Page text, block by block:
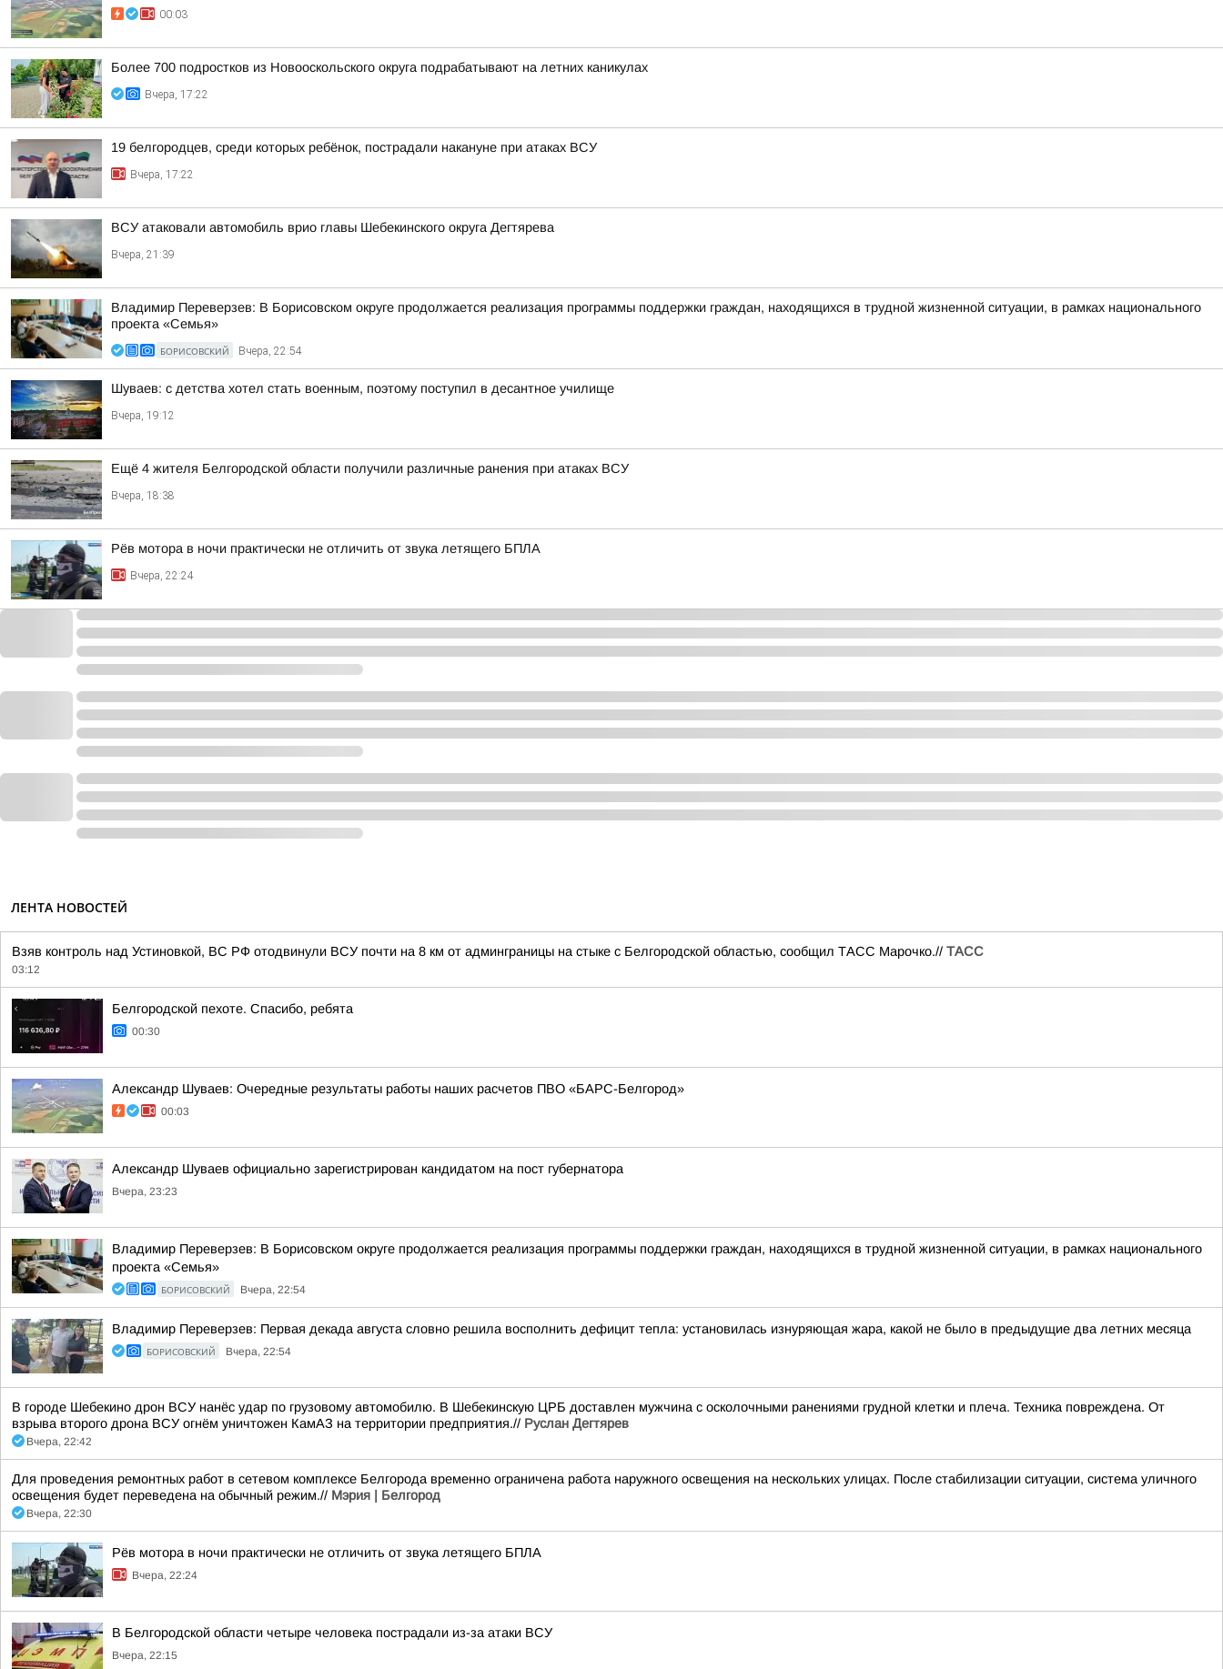
00:03
Более 700 подростков из Новооскольского округа подрабатывают на летних каникулах
Вчера, 17:22
19 белгородцев, среди которых ребёнок, пострадали накануне при атаках ВСУ
Вчера, 17:22
ВСУ атаковали автомобиль врио главы Шебекинского округа Дегтярева
Вчера, 21:39
Владимир Переверзев: В Борисовском округе продолжается реализация программы поддержки граждан, находящихся в трудной жизненной ситуации, в рамках национального
проекта «Семья»
БОРИСОВСКИЙ Вчера, 22:54
Шуваев: с детства хотел стать военным, поэтому поступил в десантное училище
Вчера, 19:12
Ещё 4 жителя Белгородской области получили различные ранения при атаках ВСУ
Вчера, 18:38
Рёв мотора в ночи практически не отличить от звука летящего БПЛА
Вчера, 22:24
ЛЕНТА НОВОСТЕЙ
Взяв контроль над Устиновкой, ВС РФ отодвинули ВСУ почти на 8 км от админграницы на стыке с Белгородской областью, сообщил ТАСС Марочко.// ТАСС
03:12
Белгородской пехоте. Спасибо, ребята
00:30
Александр Шуваев: Очередные результаты работы наших расчетов ПВО «БАРС-Белгород»
00:03
Александр Шуваев официально зарегистрирован кандидатом на пост губернатора
Вчера, 23:23
Владимир Переверзев: В Борисовском округе продолжается реализация программы поддержки граждан, находящихся в трудной жизненной ситуации, в рамках национального
проекта «Семья»
БОРИСОВСКИЙ Вчера, 22:54
Владимир Переверзев: Первая декада августа словно решила восполнить дефицит тепла: установилась изнуряющая жара, какой не было в предыдущие два летних месяца
БОРИСОВСКИЙ Вчера, 22:54
В городе Шебекино дрон ВСУ нанёс удар по грузовому автомобилю. В Шебекинскую ЦРБ доставлен мужчина с осколочными ранениями грудной клетки и плеча. Техника повреждена. От
взрыва второго дрона ВСУ огнём уничтожен КамАЗ на территории предприятия.// Руслан Дегтярев
Вчера, 22:42
Для проведения ремонтных работ в сетевом комплексе Белгорода временно ограничена работа наружного освещения на нескольких улицах. После стабилизации ситуации, система уличного
освещения будет переведена на обычный режим.// Мэрия | Белгород
Вчера, 22:30
Рёв мотора в ночи практически не отличить от звука летящего БПЛА
Вчера, 22:24
В Белгородской области четыре человека пострадали из-за атаки ВСУ
Вчера, 22:15